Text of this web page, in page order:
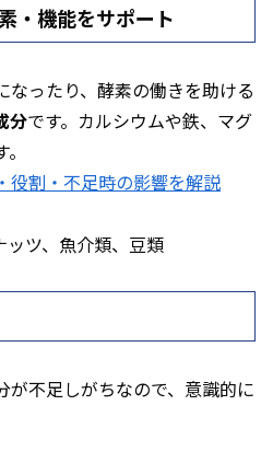
・機能をサポート
なったり、酵素の働きを助ける
分です。カルシウムや鉄、マグ
役割・不足時の影響を解説
ッツ、魚介類、豆類
が不足しがちなので、意識的に